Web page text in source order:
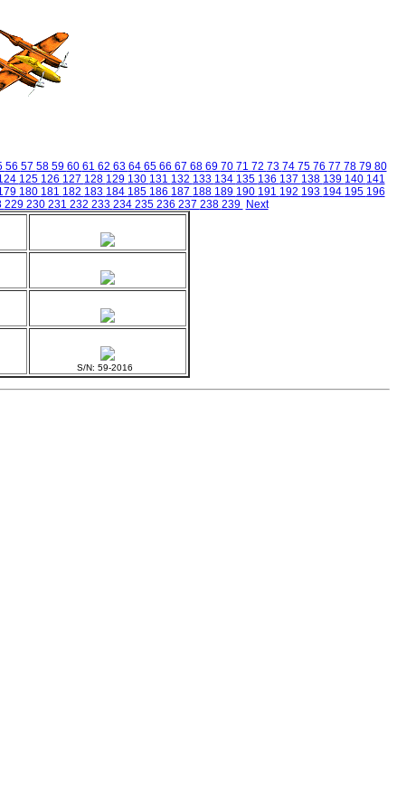
56 57 58 59 60 61 62 63 64 65 66 67 68 69 70 71 72 73 74 75 76 77 78 79 80
125 126 127 128 129 130 131 132 133 134 135 136 137 138 139 140 141
180 181 182 183 184 185 186 187 188 189 190 191 192 193 194 195 196
229 230 231 232 233 234 235 236 237 238 239 Next
S/N: 59-2016